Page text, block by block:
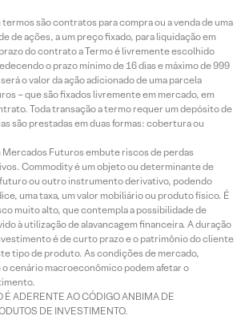
são contratos para compra ou a venda de uma
de ações, a um preço fixado, para liquidação em
do contrato a Termo é livremente escolhido
o prazo mínimo de 16 dias e máximo de 999
o valor da ação adicionado de uma parcela
– que são fixados livremente em mercado, em
Toda transação a termo requer um depósito de
são prestadas em duas formas: cobertura ou
Futuros embute riscos de perdas
Commodity é um objeto ou determinante de
ou outro instrumento derivativo, podendo
uma taxa, um valor mobiliário ou produto físico. É
muito alto, que contempla a possibilidade de
à utilização de alavancagem financeira. A duração
é de curto prazo e o patrimônio do cliente
tipo de produto. As condições de mercado,
o cenário macroeconômico podem afetar o
É ADERENTE AO CÓDIGO ANBIMA DE
DE INVESTIMENTO.